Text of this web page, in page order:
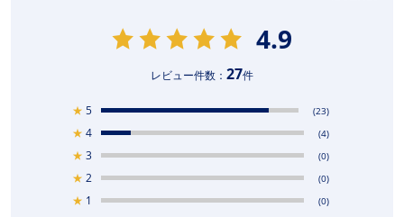
4.9
レビュー件数： 27件
★ 5 (23)
★ 4 (4)
★ 3 (0)
★ 2 (0)
★ 1 (0)